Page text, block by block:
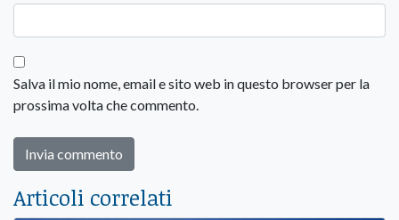
Salva il mio nome, email e sito web in questo browser per la
prossima volta che commento.
Articoli correlati